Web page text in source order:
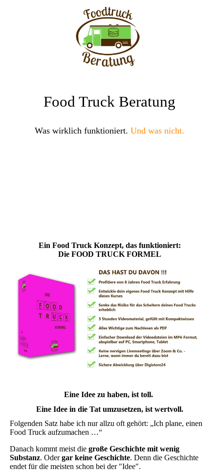
Food Truck Beratung
Was wirklich funktioniert. Und was nicht.
Ein Food Truck Konzept, das funktioniert:
Die FOOD TRUCK FORMEL
Eine Idee zu haben, ist toll.
Eine Idee in die Tat umzusetzen, ist wertvoll.
Folgenden Satz habe ich nur allzu oft gehört: „Ich plane, einen
Food Truck aufzumachen …“
Danach kommt meist die große Geschichte mit wenig
Substanz. Odergar keine Geschichte. Denn die Geschichte
endet für die meisten schon bei der "Idee".